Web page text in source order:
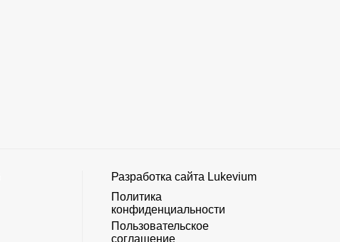
Разработка сайта Lukevium
Политика
конфиденциальности
Пользовательское
соглашение